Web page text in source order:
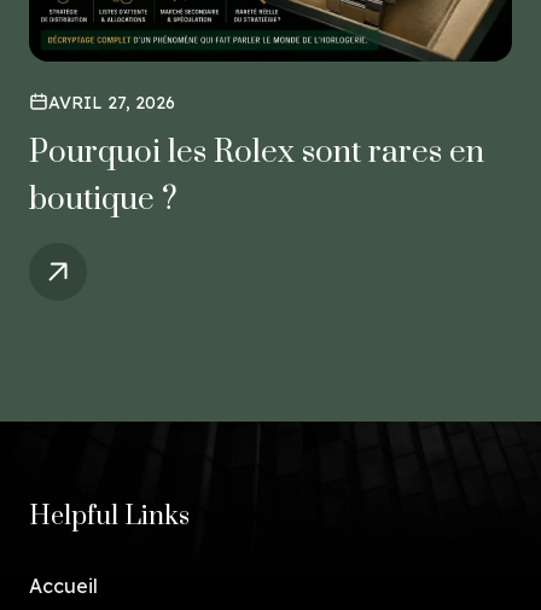
AVRIL 27, 2026
Pourquoi les Rolex sont rares en
boutique ?
Helpful Links
Accueil